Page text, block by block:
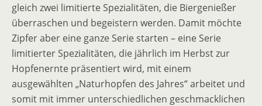
gleich zwei limitierte Spezialitäten, die Biergenießer
überraschen und begeistern werden. Damit möchte
Zipfer aber eine ganze Serie starten – eine Serie
limitierter Spezialitäten, die jährlich im Herbst zur
Hopfenernte präsentiert wird, mit einem
ausgewählten „Naturhopfen des Jahres“ arbeitet und
somit mit immer unterschiedlichen geschmacklichen